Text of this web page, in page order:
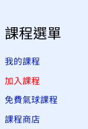
課程選單
我的課程
加入課程
免費氣球課程
課程商店